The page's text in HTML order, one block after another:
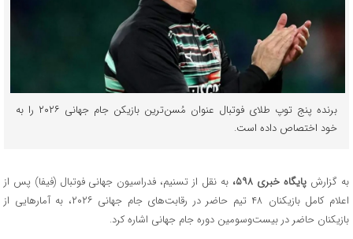
برنده پنج توپ طلای فوتبال عنوان مُسن‌ترین بازیکن جام جهانی ۲۰۲۶ را به
خود اختصاص داده است.
به گزارش پایگاه خبری ۵۹۸،
به نقل از تسنیم، فدراسیون جهانی فوتبال (فیفا) پس از
اعلام کامل بازیکنان ۴۸ تیم حاضر در رقابت‌های جام جهانی ۲۰۲۶، به آمارهایی از
بازیکنان حاضر در بیست‌وسومین دوره جام جهانی اشاره کرد.